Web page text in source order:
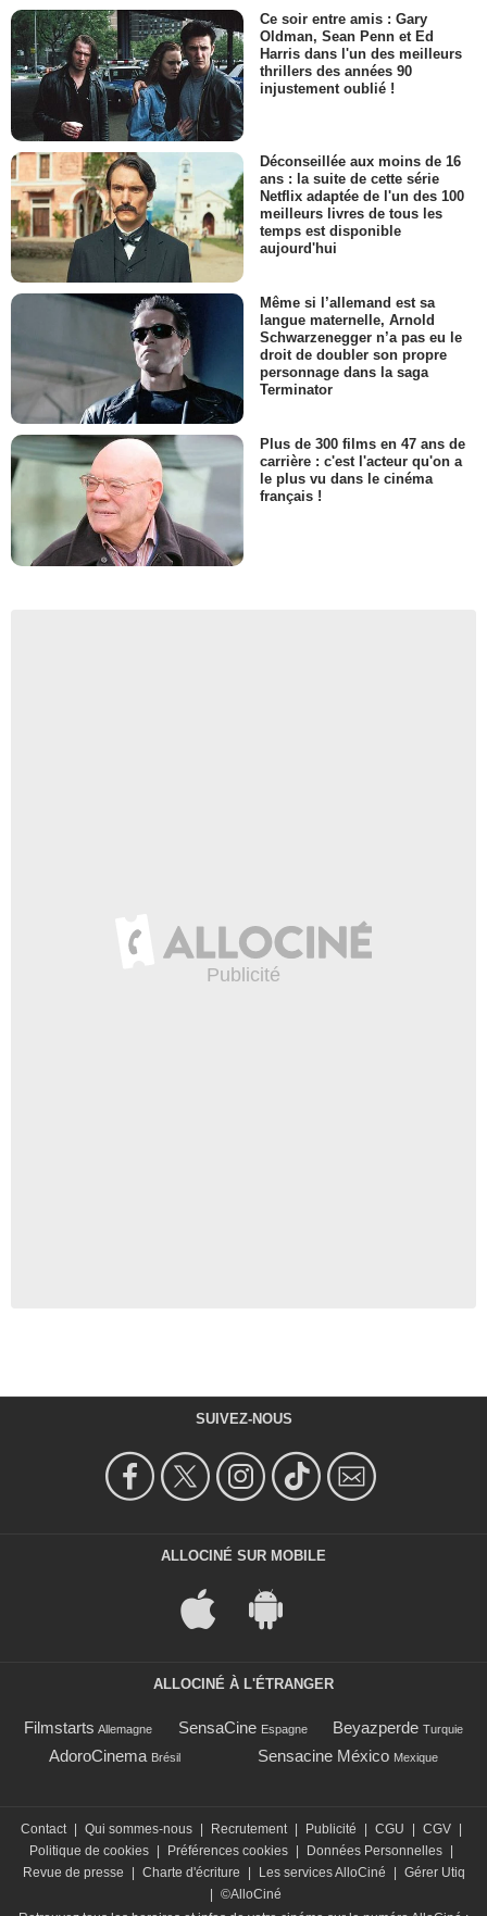
Ce soir entre amis : Gary
Oldman, Sean Penn et Ed
Harris dans l'un des meilleurs
thrillers des années 90
injustement oublié !
Déconseillée aux moins de 16
ans : la suite de cette série
Netflix adaptée de l'un des 100
meilleurs livres de tous les
temps est disponible
aujourd'hui
Même si l’allemand est sa
langue maternelle, Arnold
Schwarzenegger n’a pas eu le
droit de doubler son propre
personnage dans la saga
Terminator
Plus de 300 films en 47 ans de
carrière : c'est l'acteur qu'on a
le plus vu dans le cinéma
français !
SUIVEZ-NOUS
ALLOCINÉ SUR MOBILE
ALLOCINÉ À L'ÉTRANGER
Filmstarts Allemagne SensaCine Espagne Beyazperde Turquie
AdoroCinema Brésil Sensacine México Mexique
Contact | Qui sommes-nous | Recrutement | Publicité | CGU | CGV |
Politique de cookies | Préférences cookies | Données Personnelles |
Revue de presse
| Charte d'écriture | Les services AlloCiné | Gérer Utiq
| ©AlloCiné